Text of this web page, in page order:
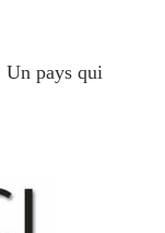
Un pays qui